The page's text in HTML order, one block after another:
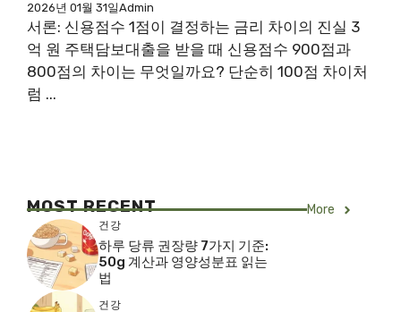
2026년 01월 31일Admin
서론: 신용점수 1점이 결정하는 금리 차이의 진실 3
억 원 주택담보대출을 받을 때 신용점수 900점과
800점의 차이는 무엇일까요? 단순히 100점 차이처
럼 ...
MOST RECENT More
건강
하루 당류 권장량 7가지 기준:
50g 계산과 영양성분표 읽는
법
건강